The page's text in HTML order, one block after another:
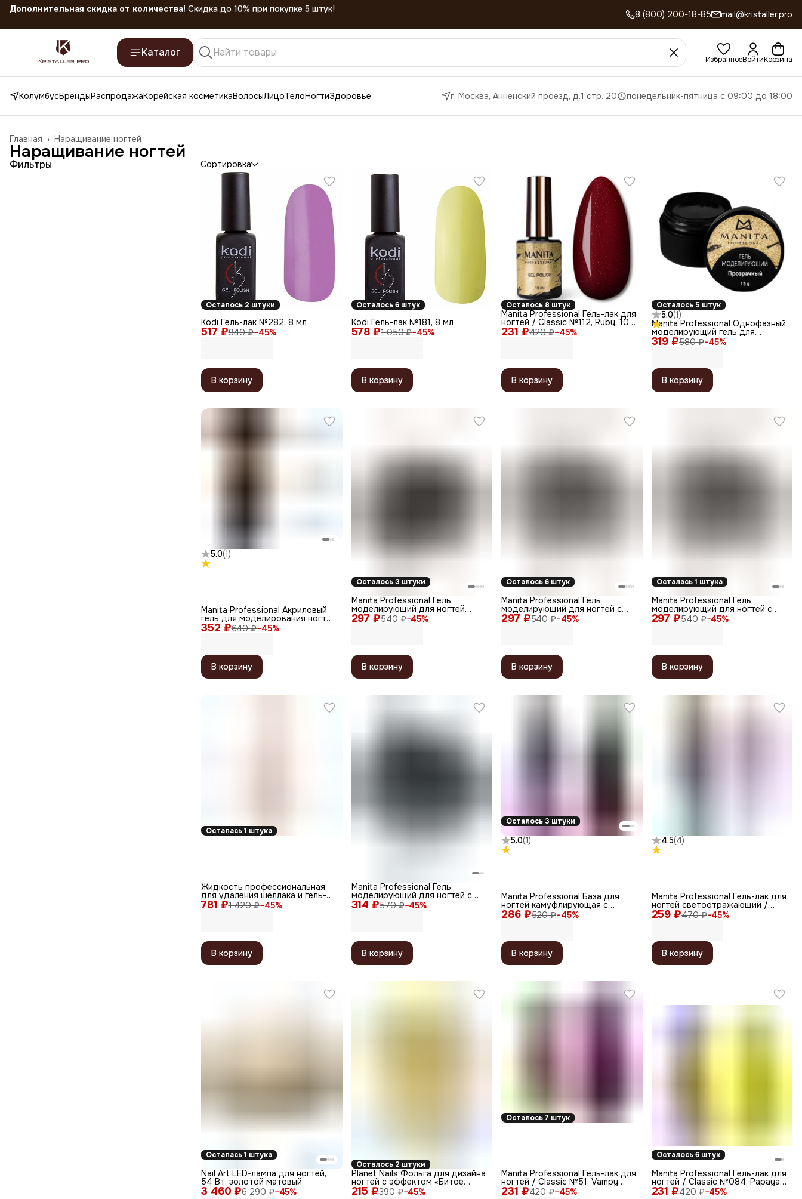
Скидка 45% на все товары до 31.07.2026 8 (800) 200-18-85 mail@kristaller.pro
Каталог
ИзбранноеВойтиКорзина
КолумбусБрендыРаспродажаКорейская косметикаВолосыЛицоТелоНогтиЗдоровье г. Москва, Анненский проезд, д.1 стр. 20 понедельник-пятница с 09:00 до 18:00
Наращивание ногтей
Главная ›
Наращивание ногтей
Фильтры Сортировка
Осталось 2 штуки
517 ₽940 ₽−45%
Kodi Гель-лак №282, 8 мл
В корзину
Осталось 6 штук
578 ₽1 050 ₽−45%
Kodi Гель-лак №181, 8 мл
В корзину
Осталось 8 штук
231 ₽420 ₽−45%
Manita Professional Гель-лак для
ногтей / Classic №112, Ruby, 10
мл
В корзину
Осталось 5 штук
5.0(1)
319 ₽580 ₽−45%
Manita Professional Однофазный
моделирующий гель для
наращивания №1, прозрачный,
15 г
В корзину
5.0(1)
352 ₽640 ₽−45%
Manita Professional Акриловый
гель для моделирования ногтей
№01, прозрачный, 30 мл
В корзину
Осталось 3 штуки
297 ₽540 ₽−45%
Manita Professional Гель
моделирующий для ногтей
светоотражающий / Builder Gel
Reflective №07, 15 мл
В корзину
Осталось 6 штук
297 ₽540 ₽−45%
Manita Professional Гель
моделирующий для ногтей с
хлопьями юки / Builder Gel
Moonlight №04, 15 мл
В корзину
Осталась 1 штука
297 ₽540 ₽−45%
Manita Professional Гель
моделирующий для ногтей с
хлопьями юки / Builder Gel
Moonlight №01, 15 мл
В корзину
Осталась 1 штука
781 ₽1 420 ₽−45%
Жидкость профессиональная
для удаления шеллака и гель-
лака, 1000 мл
В корзину
314 ₽570 ₽−45%
Manita Professional Гель
моделирующий для ногтей с
хлопьями юки / Builder Gel
Euphoria №04, 15 мл
В корзину
Осталось 3 штуки
5.0(1)
286 ₽520 ₽−45%
Manita Professional База для
ногтей камуфлирующая с
блестками №12 / Cosmo Base,
10 мл
В корзину
4.5(4)
259 ₽470 ₽−45%
Manita Professional Гель-лак для
ногтей светоотражающий /
Reflective №05, 10 мл
В корзину
Осталась 1 штука
3 460 ₽6 290 ₽−45%
Nail Art LED-лампа для ногтей,
54 Вт, золотой матовый
Осталось 2 штуки
215 ₽390 ₽−45%
Planet Nails Фольга для дизайна
ногтей с эффектом «Битое
стекло» 23027, в ассортименте
Осталось 7 штук
231 ₽420 ₽−45%
Manita Professional Гель-лак для
ногтей / Classic №51, Vampy
Purple, 10 мл
Осталось 6 штук
231 ₽420 ₽−45%
Manita Professional Гель-лак для
ногтей / Classic №084, Papayas,
10 мл